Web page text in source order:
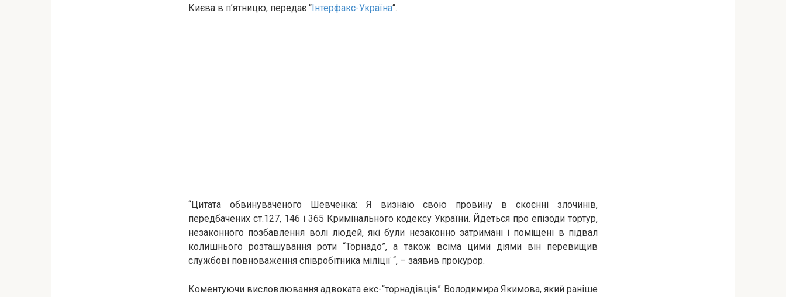
Києва в п’ятницю, передає “Інтерфакс-Україна“.
“Цитата обвинуваченого Шевченка: Я визнаю свою провину в скоєнні злочинів,
передбачених ст.127, 146 і 365 Кримінального кодексу України. Йдеться про епізоди тортур,
незаконного позбавлення волі людей, які були незаконно затримані і поміщені в підвал
колишнього розташування роти “Торнадо”, а також всіма цими діями він перевищив
службові повноваження співробітника міліції “, – заявив прокурор.
Коментуючи висловлювання адвоката екс-“торнадівців” Володимира Якимова, який раніше